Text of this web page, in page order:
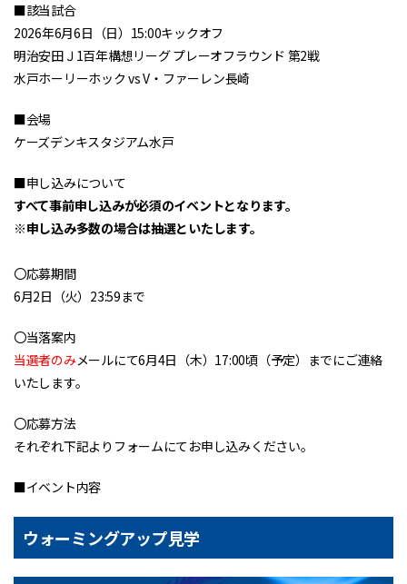
■該当試合
2026年6月6日（日）15:00キックオフ
明治安田Ｊ1百年構想リーグ プレーオフラウンド 第2戦
水戸ホーリーホック vs V・ファーレン長崎
■会場
ケーズデンキスタジアム水戸
■申し込みについて
すべて事前申し込みが必須のイベントとなります。
※申し込み多数の場合は抽選といたします。
〇応募期間
6月2日（火）23:59まで
〇当落案内
当選者のみメールにて6月4日（木）17:00頃（予定）までにご連絡
いたします。
〇応募方法
それぞれ下記よりフォームにてお申し込みください。
■イベント内容
ウォーミングアップ見学